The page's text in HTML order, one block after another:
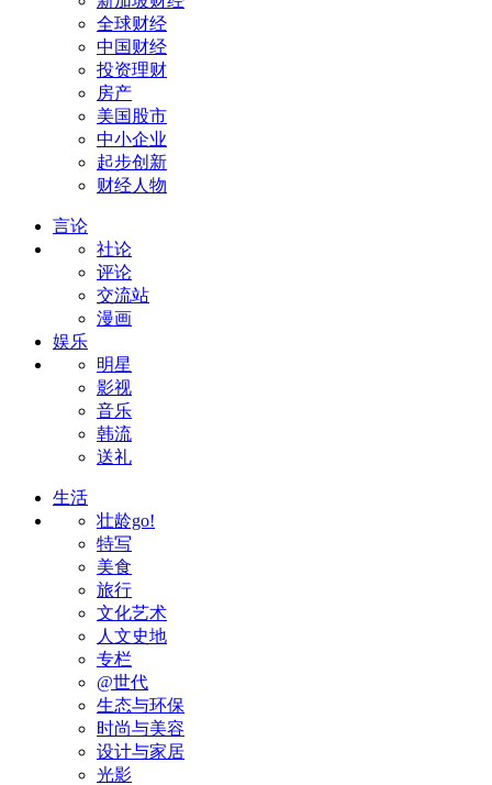
全球财经
中国财经
投资理财
房产
美国股市
中小企业
起步创新
财经人物
言论
社论
评论
交流站
漫画
娱乐
明星
影视
音乐
韩流
送礼
生活
壮龄go!
特写
美食
旅行
文化艺术
人文史地
专栏
@世代
生态与环保
时尚与美容
设计与家居
光影